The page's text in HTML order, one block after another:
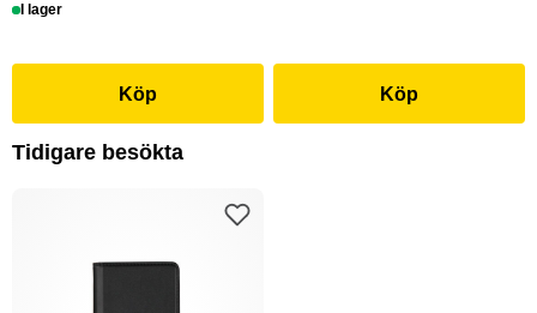
I lager
Köp Köp
Tidigare besökta